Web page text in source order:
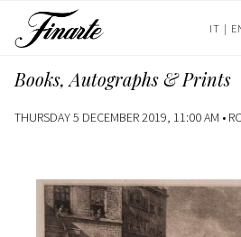
IT |
Books, Autographs & Prints
THURSDAY 5 DECEMBER 2019, 11:00 AM •